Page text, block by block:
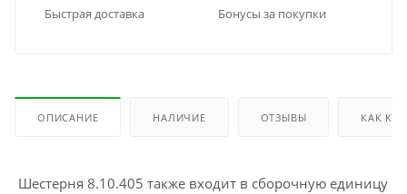
Быстрая доставка Бонусы за покупки
ОПИСАНИЕ НАЛИЧИЕ ОТЗЫВЫ КАК
Шестерня 8.10.405 также входит в сборочную единицу